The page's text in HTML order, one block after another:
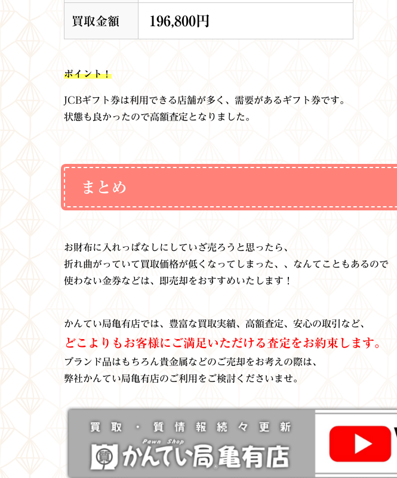
買取金額 196,800円
ポイント！
JCBギフト券は利用できる店舗が多く、需要があるギフト券です。
状態も良かったので高額査定となりました。
まとめ
お財布に入れっぱなしにしていざ売ろうと思ったら、
折れ曲がっていて買取価格が低くなってしまった、、なんてこともあるので
使わない金券などは、
即売却をおすすめいたします！
かんてい局亀有店では、豊富な買取実績、高額査定、安心の取引など、
どこよりもお客様にご満足いただける査定をお約束します。
ブランド品はもちろん貴金属などのご売却をお考えの際は、
弊社かんてい局亀有店のご利用をご検討くださいませ。